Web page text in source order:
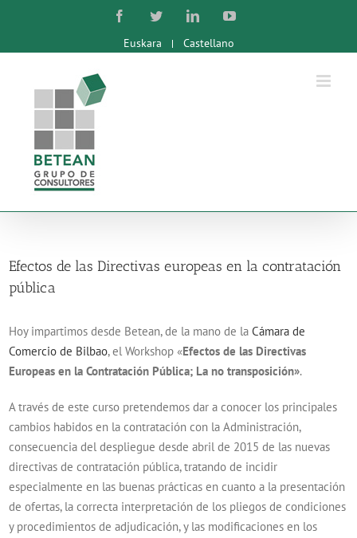
content
FacebookTwitterLinkedInYouTube
Euskara Castellano
Efectos de las Directivas europeas en la contratación
pública
Hoy impartimos desde Betean, de la mano de laCámara de
Comercio de Bilbao, el Workshop «Efectos de las Directivas
Europeas en la Contratación Pública; La no transposición».
A través de este curso pretendemos dar a conocer los principales
cambios habidos en la contratación con la Administración,
consecuencia del despliegue desde abril de 2015 de las nuevas
directivas de contratación pública, tratando de incidir
especialmente en las buenas prácticas en cuanto a la presentación
de ofertas, la correcta interpretación de los pliegos de condiciones
y procedimientos de adjudicación, y las modificaciones en los